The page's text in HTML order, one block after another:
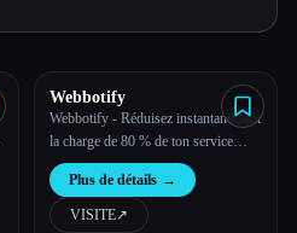
Webbotify
Webbotify - Réduisez instantanément
la charge de 80 % de ton service
client.
Plus de détails →
VISITE↗︎